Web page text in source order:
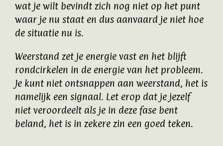
wat je wilt bevindt zich nog niet op het punt
waar je nu staat en dus aanvaard je niet hoe
de situatie nu is.
Weerstand zet je energie vast en het blijft
rondcirkelen in de energie van het probleem.
Je kunt niet ontsnappen aan weerstand, het is
namelijk een signaal. Let erop dat je jezelf
niet veroordeelt als je in deze fase bent
beland, het is in zekere zin een goed teken.